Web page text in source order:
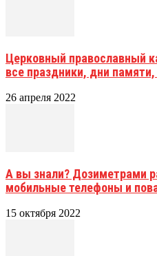
Церковный православный
все праздники, дни памяти,
26 апреля 2022
А вы знали? Дозиметрами
мобильные телефоны и
15 октября 2022